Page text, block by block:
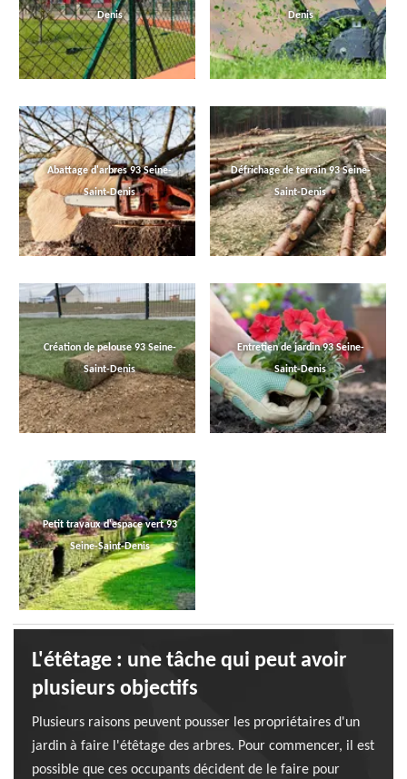
Denis
Denis
Abattage d'arbres 93 Seine-
Saint-Denis
Défrichage de terrain 93 Seine-
Saint-Denis
Création de pelouse 93 Seine-
Saint-Denis
Entretien de jardin 93 Seine-
Saint-Denis
Petit travaux d'espace vert 93
Seine-Saint-Denis
L'étêtage : une tâche qui peut avoir
plusieurs objectifs
Plusieurs raisons peuvent pousser les propriétaires d'un
jardin à faire l'étêtage des arbres. Pour commencer, il est
possible que ces occupants décident de le faire pour